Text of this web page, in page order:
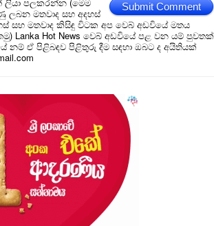
Submit Comment
ලබන මතවාද සහ අදහස්
සහ මතවාද කිසිඳු විටක අප වෙබ් අඩවියේ මතය
Lanka Hot News වෙබ් අඩවියේ පළ වන යම් පුවතක්
නම් ඒ පිළිබඳව පිළිතුරු දීම සඳහා ඔබට ද අයිතියක්